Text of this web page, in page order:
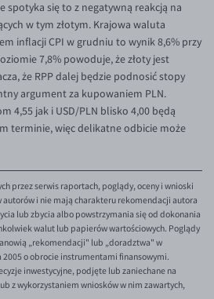
spotyka się to z negatywną reakcją na
w tym złotym. Krajowa waluta
inflacji CPI w grudniu to wynik 8,6% przy
7,8% powoduje, że złoty jest
że RPP dalej będzie podnosić stopy
argument za kupowaniem PLN.
4,55 jak i USD/PLN blisko 4,00 będą
terminie, więc delikatne odbicie może
przez serwis raportach, poglądy, oceny i wnioski
i nie mają charakteru rekomendacji autora
lub zbycia albo powstrzymania się od dokonania
walut lub papierów wartościowych. Poglądy
„rekomendacji" lub „doradztwa" w
2005 o obrocie instrumentami finansowymi.
inwestycyjne, podjęte lub zaniechane na
z wykorzystaniem wniosków w nim zawartych,